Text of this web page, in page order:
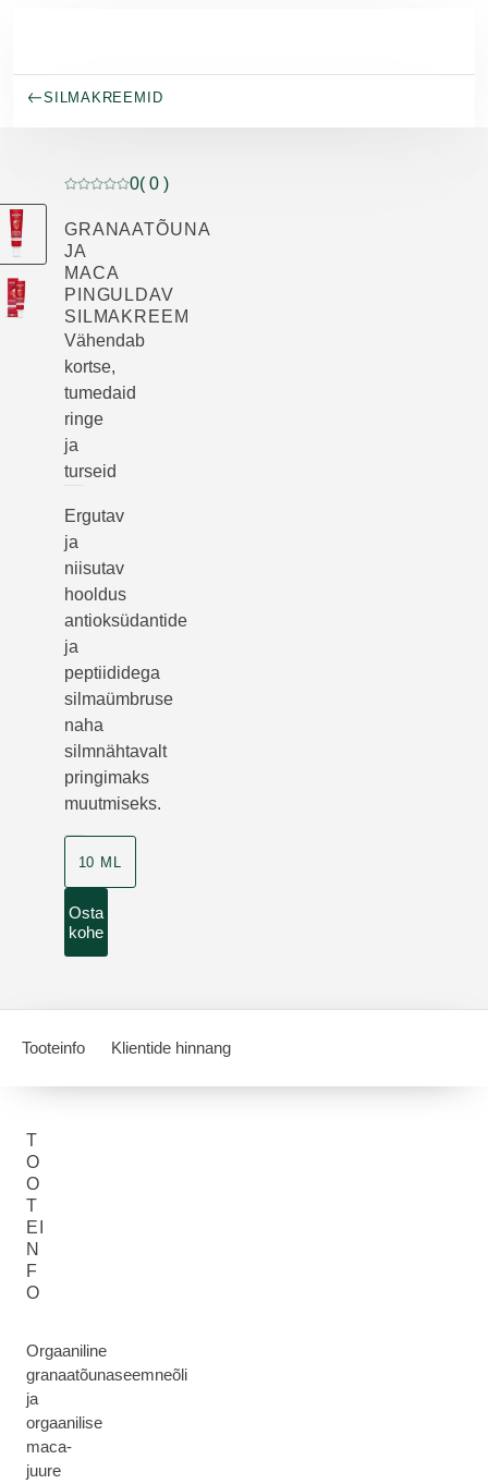
SILMAKREEMID
Praegune hinnang: 0 5-st tähest hinnanud 0 klienti
0( 0 )
GRANAATÕUNA
JA
MACA
PINGULDAV
SILMAKREEM
Vähendab
kortse,
tumedaid
ringe
ja
turseid
Ergutav
ja
niisutav
hooldus
antioksüdantide
ja
peptiididega
silmaümbruse
naha
silmnähtavalt
pringimaks
muutmiseks.
10 ML
Osta
kohe
Tooteinfo Klientide hinnang
T
O
O
T
EI
N
F
O
Orgaaniline
granaatõunaseemneõli
ja
orgaanilise
maca-
juure